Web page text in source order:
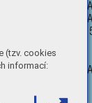
(tzv. cookies
informací:
Elgacore
Elgacore
Elgacore DW
Basic
Elgacore
Metal Core